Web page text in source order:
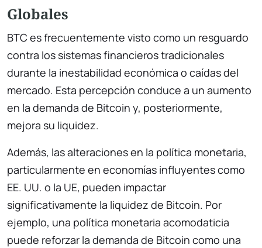
Globales
BTC es frecuentemente visto como un resguardo
contra los sistemas financieros tradicionales
durante la inestabilidad económica o caídas del
mercado. Esta percepción conduce a un aumento
en la demanda de Bitcoin y, posteriormente,
mejora su liquidez.
Además, las alteraciones en la política monetaria,
particularmente en economías influyentes como
EE. UU. o la UE, pueden impactar
significativamente la liquidez de Bitcoin. Por
ejemplo, una política monetaria acomodaticia
puede reforzar la demanda de Bitcoin como una